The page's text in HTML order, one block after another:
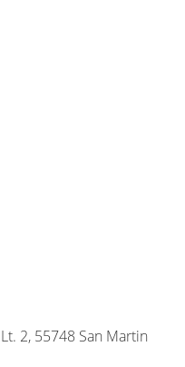
2, 55748 San Martin